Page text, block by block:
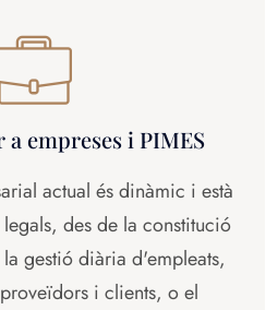
a empreses i PIMES
actual és dinàmic i està
des de la constitució
gestió diària d'empleats,
i clients, o el